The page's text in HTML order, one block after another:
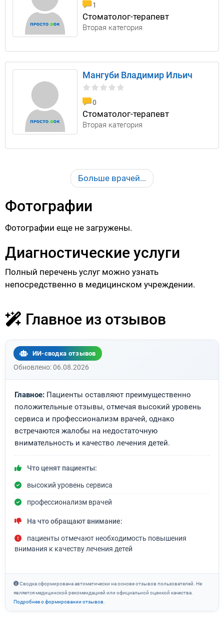
1
Стоматолог-терапевт
Вторая категория
Мангуби Владимир Ильич
0
Стоматолог-терапевт
Вторая категория
Больше врачей...
Фотографии
Фотографии еще не загружены.
Диагностические услуги
Полный перечень услуг можно узнать
непосредственно в медицинском учреждении.
Главное из отзывов
ИИ-сводка отзывов
Обновлено: 06.08.2026
Главное: Пациенты оставляют преимущественно
положительные отзывы, отмечая высокий уровень
сервиса и профессионализм врачей, однако
встречаются жалобы на недостаточную
внимательность и качество лечения детей.
Что ценят пациенты:
высокий уровень сервиса
профессионализм врачей
На что обращают внимание:
пациенты отмечают необходимость повышения
внимания к качеству лечения детей
Сводка сформирована автоматически на основе отзывов пользователей. Не
является медицинской рекомендацией или официальной оценкой качества.
Подробнее о формировании отзывов